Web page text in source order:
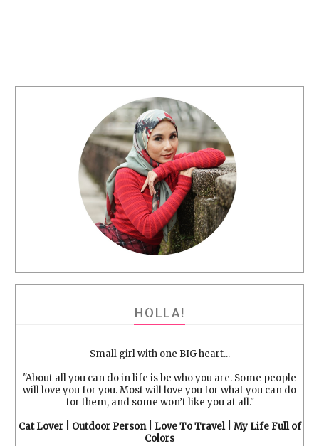
HOLLA!
Small girl with one BIG heart...
"About all you can do in life is be who you are. Some people
will love you for you. Most will love you for what you can do
for them, and some won’t like you at all."
Cat Lover | Outdoor Person | Love To Travel | My Life Full of
Colors